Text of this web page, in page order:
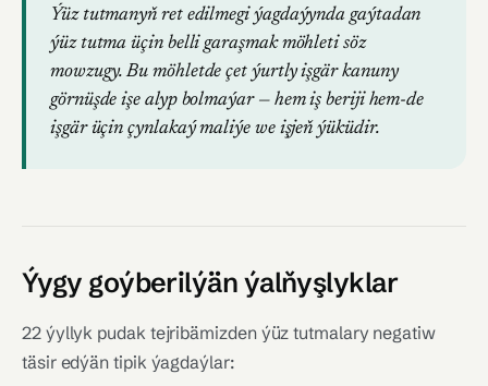
Ýüz tutmanyň ret edilmegi ýagdaýynda gaýtadan
ýüz tutma üçin belli garaşmak möhleti söz
mowzugy. Bu möhletde çet ýurtly işgär kanuny
görnüşde işe alyp bolmaýar — hem iş beriji hem-de
işgär üçin çynlakaý maliýe we işjeň ýüküdir.
Ýygy goýberilýän ýalňyşlyklar
22 ýyllyk pudak tejribämizden ýüz tutmalary negatiw
täsir edýän tipik ýagdaýlar: